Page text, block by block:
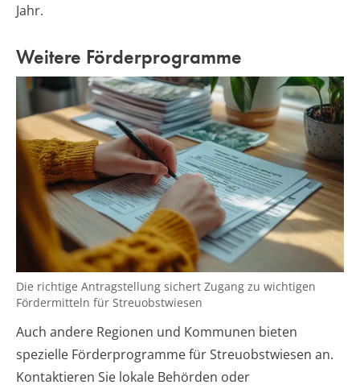
Jahr.
Weitere Förderprogramme
Die richtige Antragstellung sichert Zugang zu wichtigen
Fördermitteln für Streuobstwiesen
Auch andere Regionen und Kommunen bieten
spezielle Förderprogramme für Streuobstwiesen an.
Kontaktieren Sie lokale Behörden oder